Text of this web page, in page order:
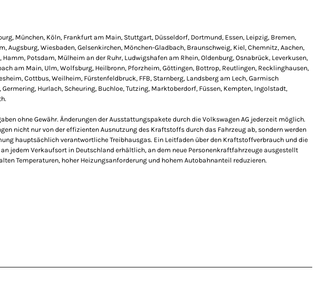
München, Köln, Frankfurt am Main, Stuttgart, Düsseldorf, Dortmund, Essen, Leipzig, Bremen,
Wiesbaden, Gelsenkirchen, Mönchen-Gladbach, Braunschweig, Kiel, Chemnitz, Aachen,
Potsdam, Mülheim an der Ruhr, Ludwigshafen am Rhein, Oldenburg, Osnabrück, Leverkusen,
am Main, Ulm, Wolfsburg, Heilbronn, Pforzheim, Göttingen, Bottrop, Reutlingen, Recklinghausen,
Cottbus, Weilheim, Fürstenfeldbruck, FFB, Starnberg, Landsberg am Lech, Garmisch
Hurlach, Scheuring, Buchloe, Tutzing, Marktoberdorf, Füssen, Kempten, Ingolstadt,
ohne Gewähr. Änderungen der Ausstattungspakete durch die Volkswagen AG jederzeit möglich.
nicht nur von der effizienten Ausnutzung des Kraftstoffs durch das Fahrzeug ab, sondern werden
hauptsächlich verantwortliche Treibhausgas. Ein Leitfaden über den Kraftstoffverbrauch und die
jedem Verkaufsort in Deutschland erhältlich, an dem neue Personenkraftfahrzeuge ausgestellt
Temperaturen, hoher Heizungsanforderung und hohem Autobahnanteil reduzieren.